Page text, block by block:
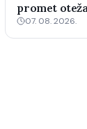
promet
07. 08. 2026.